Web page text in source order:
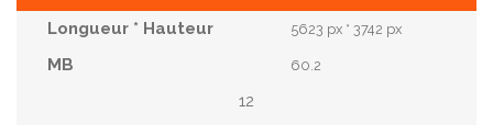
5623 px * 3742 px
60.2
12